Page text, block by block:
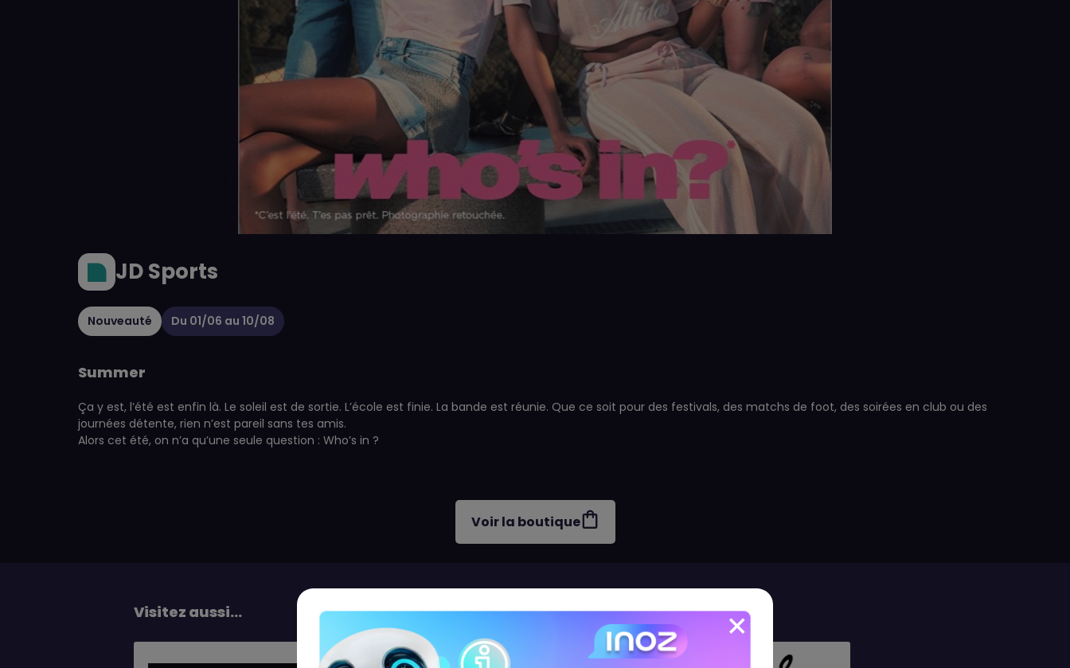
JD Sports
Nouveauté Du 01/06 au 10/08
Summer
Ça y est, l’été est enfin là. Le soleil est de sortie. L’école est finie. La bande est réunie. Que ce soit pour des festivals, des matchs de foot, des soirées en club ou des
journées détente, rien n’est pareil sans tes amis.
Alors cet été, on n’a qu’une seule question : Who’s in ?
Voir la boutique
Visitez aussi...